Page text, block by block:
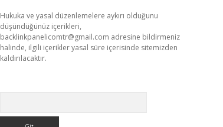
Hukuka ve yasal düzenlemelere aykırı olduğunu
düşündüğünüz içerikleri,
backlinkpanelicomtr@gmail.com adresine bildirmeniz
halinde, ilgili içerikler yasal süre içerisinde sitemizden
kaldırılacaktır.